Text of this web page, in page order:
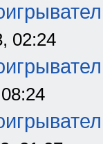
02:24